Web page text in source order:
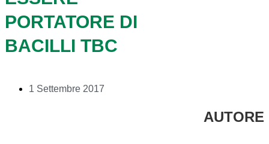
PORTATORE DI
BACILLI TBC
1 Settembre 2017
AUTORE